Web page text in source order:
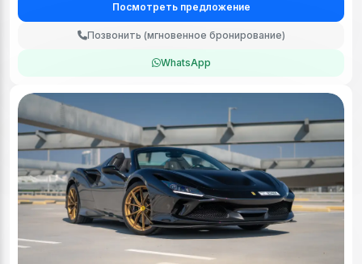
Посмотреть предложение
Позвонить (мгновенное бронирование)
WhatsApp